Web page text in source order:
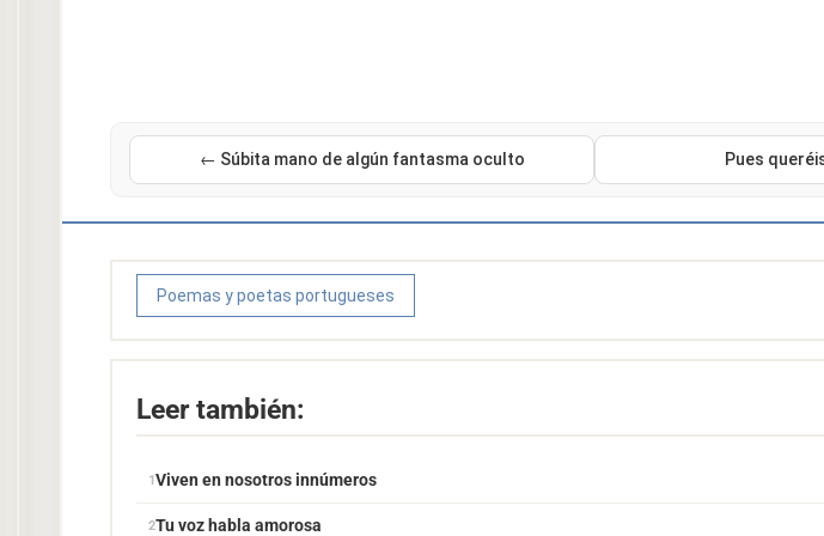
← Súbita mano de algún fantasma oculto Pues
Poemas y poetas portugueses
Leer también:
Viven en nosotros innúmeros
Tu voz habla amorosa